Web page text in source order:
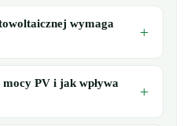
wymaga
PV i jak wpływa